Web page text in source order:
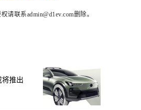
请联系admin@d1ev.com删除。
将推出